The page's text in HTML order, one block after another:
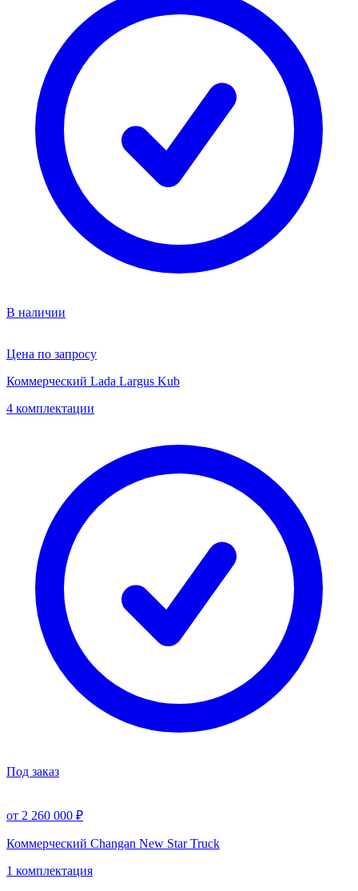
В наличии
Цена по запросу
Коммерческий Lada Largus Kub
4 комплектации
Под заказ
от 2 260 000 ₽
Коммерческий Changan New Star Truck
1 комплектация